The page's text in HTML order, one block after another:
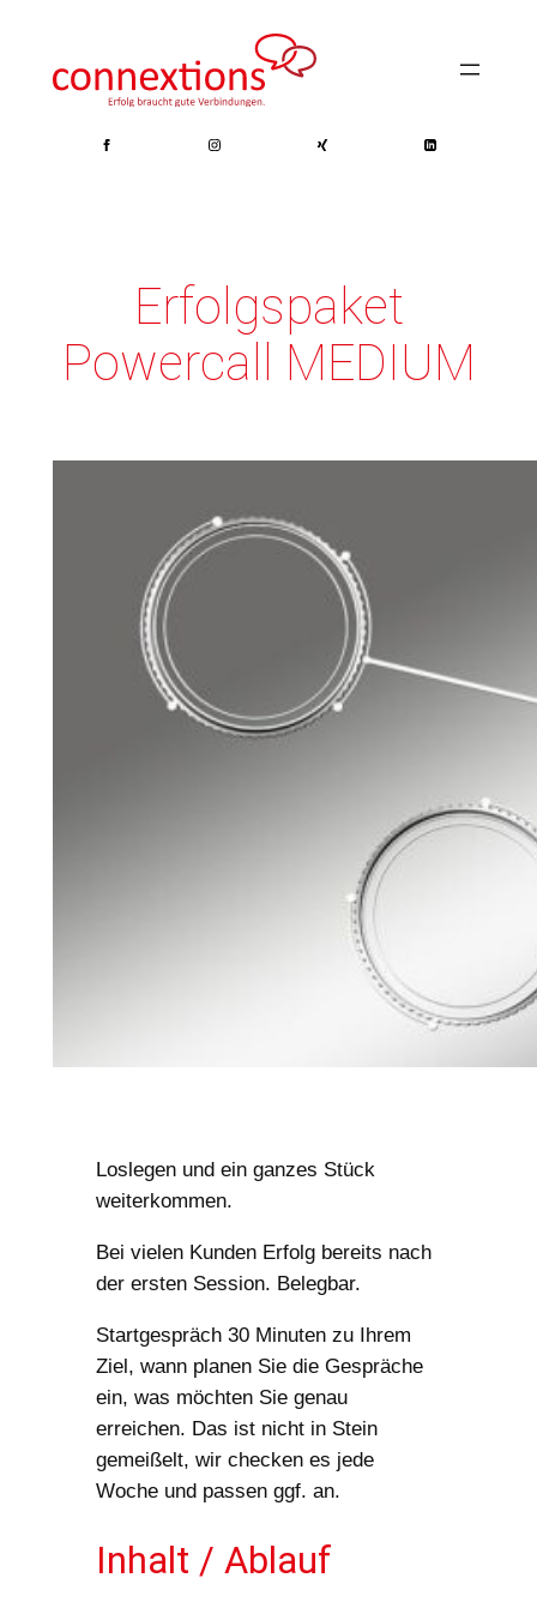
springen
Erfolgspaket
Powercall MEDIUM
Loslegen und ein ganzes Stück
weiterkommen.
Bei vielen Kunden Erfolg bereits nach
der ersten Session. Belegbar.
Startgespräch 30 Minuten zu Ihrem
Ziel, wann planen Sie die Gespräche
ein, was möchten Sie genau
erreichen. Das ist nicht in Stein
gemeißelt, wir checken es jede
Woche und passen ggf. an.
Inhalt / Ablauf